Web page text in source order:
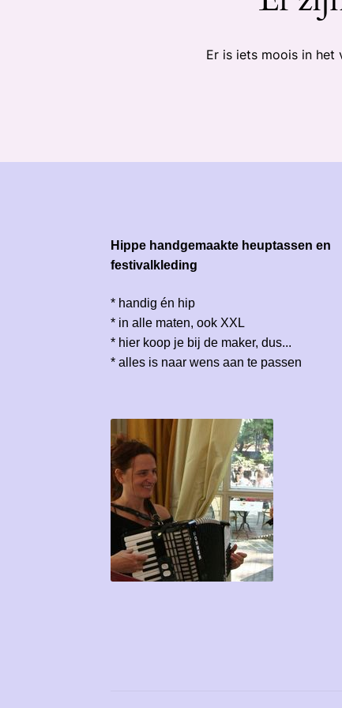
Er is iets moois in
Hippe handgemaakte heuptassen en
festivalkleding
* handig én hip
* in alle maten, ook XXL
* hier koop je bij de maker, dus...
* alles is naar wens aan te passen